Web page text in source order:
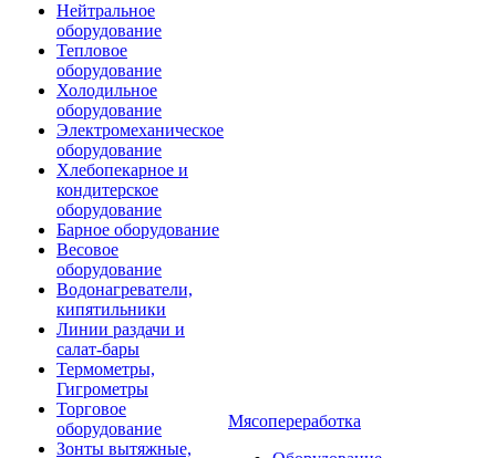
Нейтральное
оборудование
Тепловое
оборудование
Холодильное
оборудование
Электромеханическое
оборудование
Хлебопекарное и
кондитерское
оборудование
Барное оборудование
Весовое
оборудование
Водонагреватели,
кипятильники
Линии раздачи и
салат-бары
Термометры,
Гигрометры
Торговое
оборудование
Зонты вытяжные,
Мясопереработка